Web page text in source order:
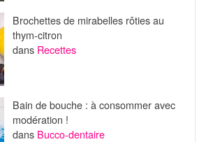
Brochettes de mirabelles rôties au
thym-citron
dans Recettes
Bain de bouche : à consommer avec
modération !
dans Bucco-dentaire